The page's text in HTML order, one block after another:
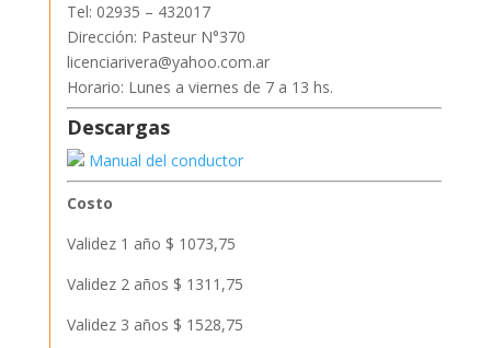
Tel: 02935 – 432017
Dirección: Pasteur N°370
licenciarivera@yahoo.com.ar
Horario: Lunes a viernes de 7 a 13 hs.
Descargas
Manual del conductor
Costo
Validez 1 año $ 1073,75
Validez 2 años $ 1311,75
Validez 3 años $ 1528,75